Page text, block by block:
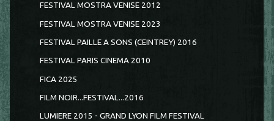
FESTIVAL MOSTRA VENISE 2012
FESTIVAL MOSTRA VENISE 2023
FESTIVAL PAILLE A SONS (CEINTREY) 2016
FESTIVAL PARIS CINEMA 2010
FICA 2025
FILM NOIR...FESTIVAL...2016
LUMIERE 2015 - GRAND LYON FILM FESTIVAL